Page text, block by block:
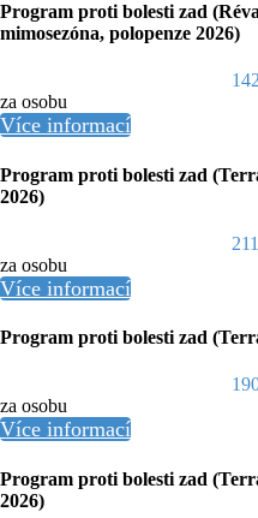
Program proti bolesti zad
mimosezóna, polopenze 2026)
za osobu
Více informací
Program proti bolesti zad
2026)
za osobu
Více informací
Program proti bolesti zad
za osobu
Více informací
Program proti bolesti zad
2026)